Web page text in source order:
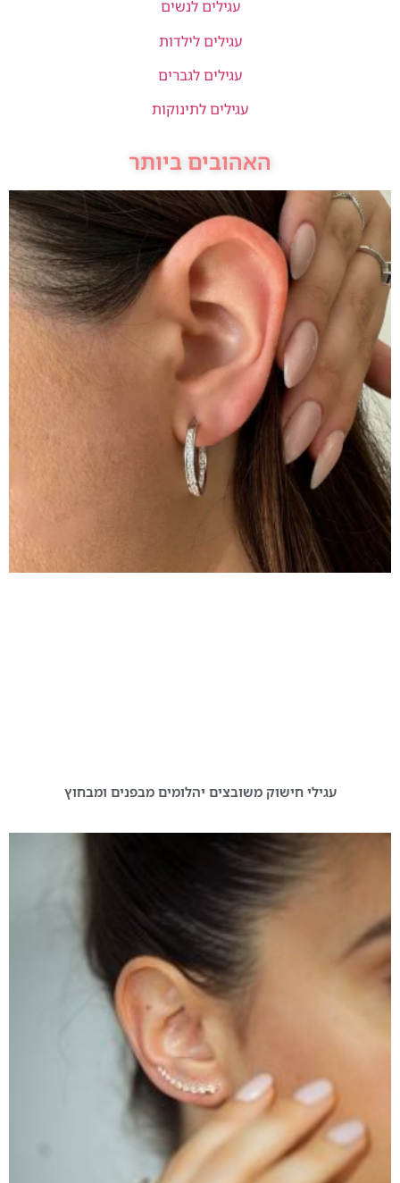
עגילים לנשים
עגילים לילדות
עגילים לגברים
עגילים לתינוקות
האהובים ביותר
עגילי חישוק משובצים יהלומים מבפנים ומבחוץ